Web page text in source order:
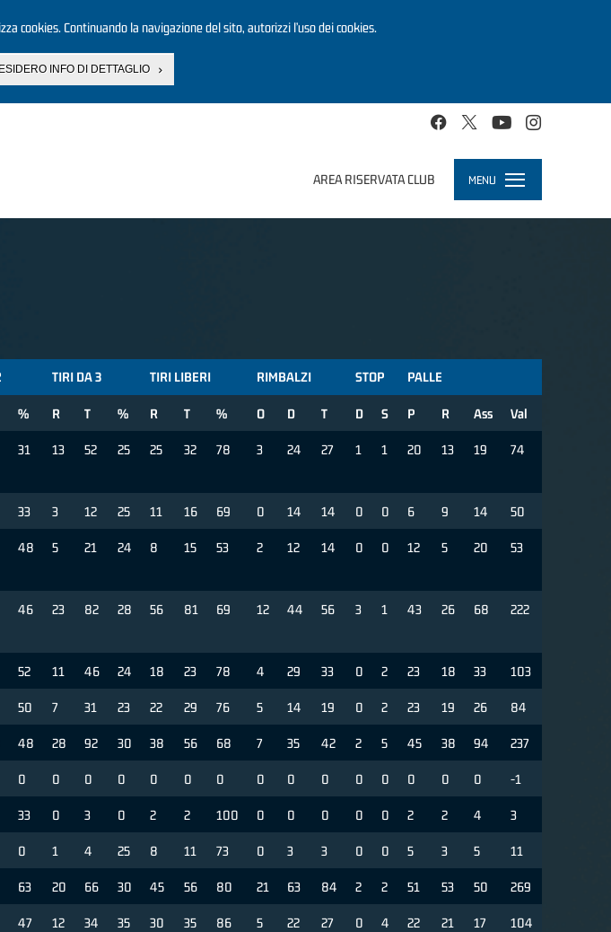
cookies. Continuando la navigazione del sito, autorizzi l’uso dei cookies.
INFO DI DETTAGLIO
AREA RISERVATA CLUB MENU
Toggle
navigation
TIRI DA 3 TIRI LIBERI RIMBALZI STOP PALLE
% R T % R T % O D T D S P R Ass Val
31 13 52 25 25 32 78 3 24 27 1 1 20 13 19 74
33 3 12 25 11 16 69 0 14 14 0 0 6 9 14 50
48 5 21 24 8 15 53 2 12 14 0 0 12 5 20 53
46 23 82 28 56 81 69 12 44 56 3 1 43 26 68 222
52 11 46 24 18 23 78 4 29 33 0 2 23 18 33 103
50 7 31 23 22 29 76 5 14 19 0 2 23 19 26 84
48 28 92 30 38 56 68 7 35 42 2 5 45 38 94 237
0 0 0 0 0 0 0 0 0 0 0 0 0 0 0 -1
33 0 3 0 2 2 100 0 0 0 0 0 2 2 4 3
0 1 4 25 8 11 73 0 3 3 0 0 5 3 5 11
63 20 66 30 45 56 80 21 63 84 2 2 51 53 50 269
47 12 34 35 30 35 86 5 22 27 0 4 22 21 17 104